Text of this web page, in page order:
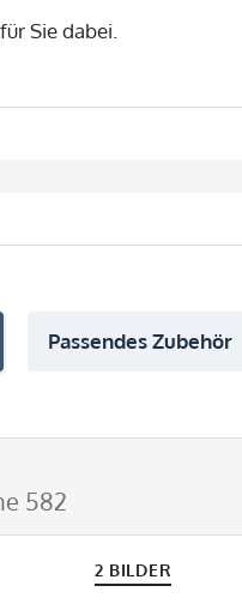
Sie dabei.
Passendes Zubehör
582
2 BILDER